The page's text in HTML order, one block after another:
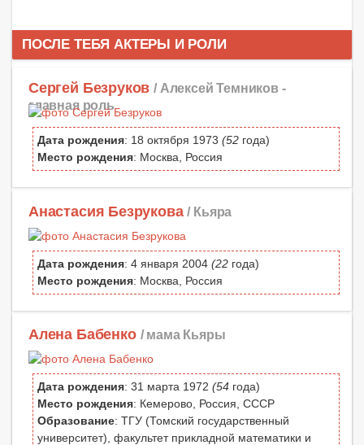
ПОСЛЕ ТЕБЯ АКТЕРЫ И РОЛИ
Сергей Безруков / Алексей Темников -
главная роль
Дата рождения: 18 октября 1973 (52 года)
Место рождения: Москва, Россия
Анастасия Безрукова / Кьяра
Дата рождения: 4 января 2004 (22 года)
Место рождения: Москва, Россия
Алена Бабенко / мама Кьяры
Дата рождения: 31 марта 1972 (54 года)
Место рождения: Кемерово, Россия, СССР
Образование: ТГУ (Томский государственный
университет), факультет прикладной математики и